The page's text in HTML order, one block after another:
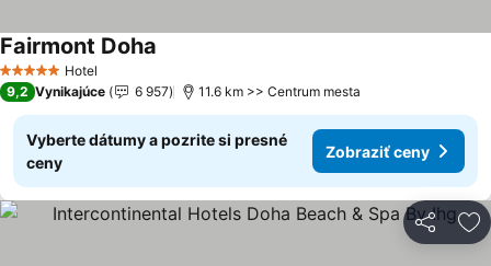
5 Počet hviezdičiek
Hotel
Fairmont Doha
9,2 Vynikajúce 6 957 11.6 km >> Centrum mesta
Vyberte dátumy a pozrite si presné
ceny
Zobraziť ceny
Zdieľať